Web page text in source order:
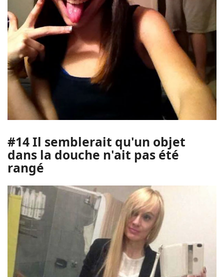
#14 Il semblerait qu'un objet
dans la douche n'ait pas été
rangé